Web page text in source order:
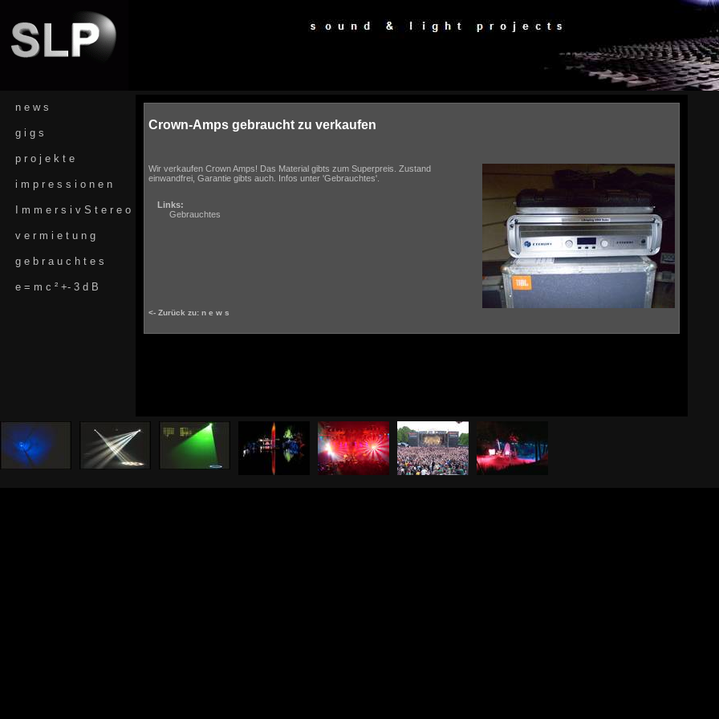
n e w s
g i g s
p r o j e k t e
i m p r e s s i o n e n
I m m e r s i v S t e r e o
v e r m i e t u n g
g e b r a u c h t e s
e = m c ² +- 3 d B
Crown-Amps gebraucht zu verkaufen
Wir verkaufen Crown Amps! Das Material gibts zum Superpreis. Zustand
einwandfrei, Garantie gibts auch. Infos unter 'Gebrauchtes'.
Links:
Gebrauchtes
<- Zurück zu: n e w s